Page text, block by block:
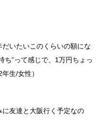
いたいこのくらいの額にな
ち”って感じで、1万円ちょっ
生/女性）
友達と大阪行く予定なの